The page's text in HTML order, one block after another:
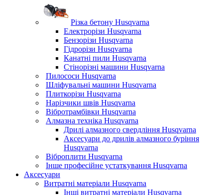
Різка бетону Husqvarna
Електрорізи Husqvarna
Бензорізи Husqvarna
Гідрорізи Husqvarna
Канатні пили Husqvarna
Стінорізні машини Husqvarna
Пилососи Husqvarna
Шліфувальні машини Husqvarna
Плиткорізи Husqvarna
Нарізчики швів Husqvarna
Вібротрамбівки Husqvarna
Алмазна техніка Husqvarna
Дрилі алмазного свердління Husqvarna
Аксесуари до дрилів алмазного буріння
Husqvarna
Віброплити Husqvarna
Інше професійне устаткування Husqvarna
Аксесуари
Витратні матеріали Husqvarna
Інші витратні матеріали Husqvarna